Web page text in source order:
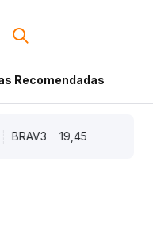
Recomendadas
BRAV3 19,45